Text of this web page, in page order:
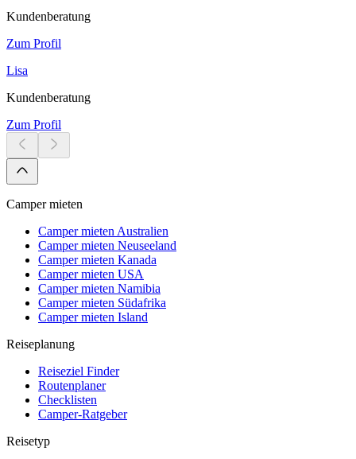
Kundenberatung
Zum Profil
Lisa
Kundenberatung
Zum Profil
Camper mieten
Camper mieten Australien
Camper mieten Neuseeland
Camper mieten Kanada
Camper mieten USA
Camper mieten Namibia
Camper mieten Südafrika
Camper mieten Island
Reiseplanung
Reiseziel Finder
Routenplaner
Checklisten
Camper-Ratgeber
Reisetyp